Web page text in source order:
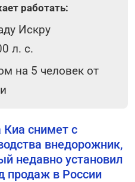
работать:
Искру
л. с.
на 5 человек от
снимет с
внедорожник,
недавно установил
продаж в России